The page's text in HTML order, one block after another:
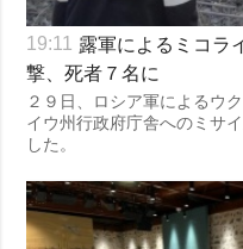
19:11
露軍によるミコラ
撃、死者７名に
２９日、ロシア軍によるウ
イウ州行政府庁舎へのミサ
した。